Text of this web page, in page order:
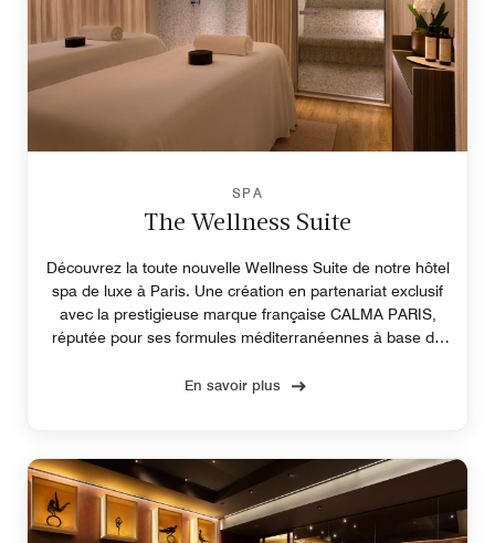
SPA
The Wellness Suite
Découvrez la toute nouvelle Wellness Suite de notre hôtel
spa de luxe à Paris. Une création en partenariat exclusif
avec la prestigieuse marque française CALMA PARIS,
réputée pour ses formules méditerranéennes à base de
En savoir plus